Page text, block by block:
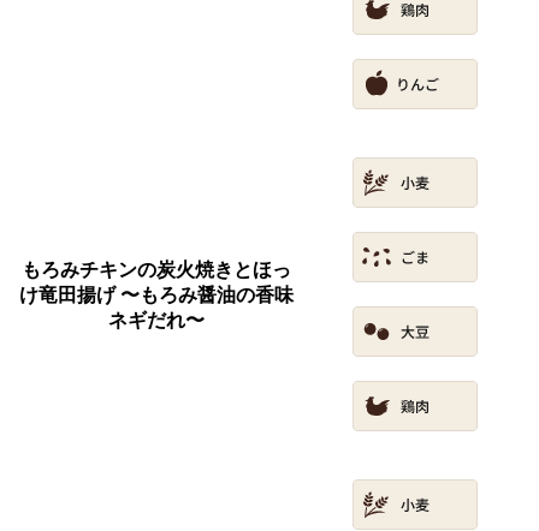
もろみチキンの炭火焼きとほっ
け竜田揚げ 〜もろみ醤油の香味
ネギだれ〜